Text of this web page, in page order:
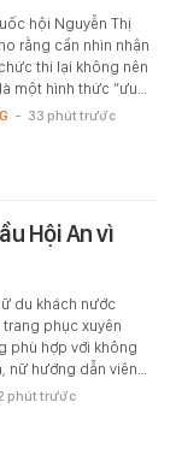
hội Nguyễn Thị
rằng cần nhìn nhận
thi lại không nên
một hình thức “ưu…
- 33 phút trước
Hội An vì
du khách nước
phục xuyên
phù hợp với không
nữ hướng dẫn viên…
phút trước